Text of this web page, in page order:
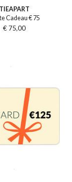
TIEAPART
Cadeau € 75
€ 75,00